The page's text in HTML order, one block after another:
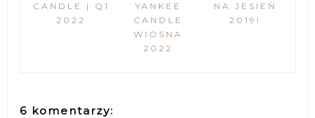
CANDLE | Q1
2022
YANKEE
CANDLE
WIOSNA
2022
NA JESIEŃ
2019!
6 komentarzy: